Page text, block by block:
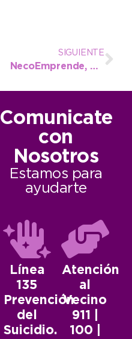
SIGUIENTE
NecoEmprende, día tres: una multitud recorrió la muestra
Comunicate
con
Nosotros
Estamos para
ayudarte
Línea
135
Prevención
del
Suicidio.
Atención
al
Vecino
911 |
100 |